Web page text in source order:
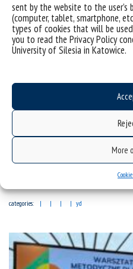
sent by the website to the user’s
(computer, tablet, smartphone,
types of cookies that will be
you to read the Privacy Policy
University of Silesia in Katowice.
More
(Polski) III Seminarium
Uniwersytetu Śląskiego w
Sorry, this entry is only
categories: yd